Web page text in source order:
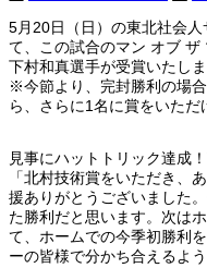
5月20日（日）の東北社会
て、この試合のマン オブ ザ
下村和真選手が受賞いたし
※今節より、完封勝利の場
ら、さらに1名に賞をいただ
見事にハットトリック達成
「北村技術賞をいただき、
援ありがとうございました
た勝利だと思います。次は
て、ホームでの今季初勝利
ーの皆様で分かち合えるよ